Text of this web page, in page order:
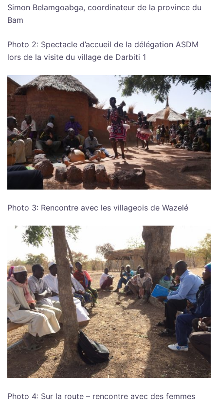
Simon Belamgoabga, coordinateur de la province du
Bam
Photo 2: Spectacle d’accueil de la délégation ASDM
lors de la visite du village de Darbiti 1
Photo 3: Rencontre avec les villageois de Wazelé
Photo 4: Sur la route – rencontre avec des femmes